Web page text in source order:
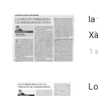
la
1